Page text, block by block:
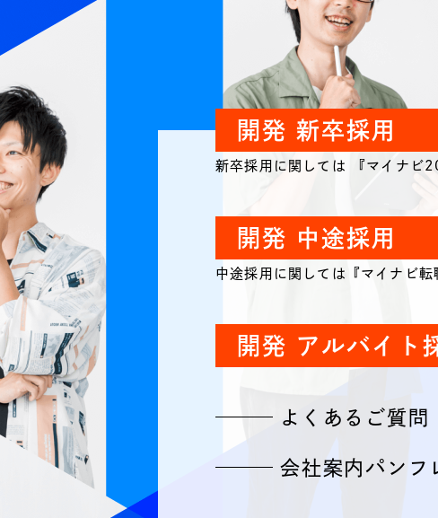
開発 新卒採用
新卒採用に関しては 『マイナビ
開発 中途採用
中途採用に関しては『マイナビ転
開発 アルバイト
よくあるご質問
会社案内パンフ